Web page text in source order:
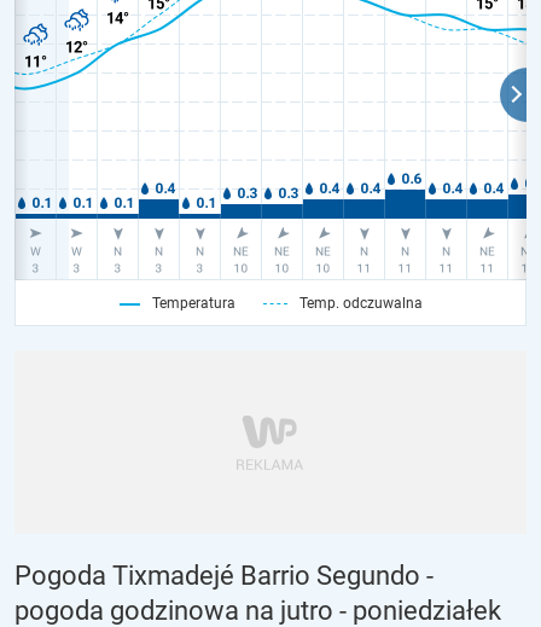
Temperatura Temp. odczuwalna
Pogoda Tixmadejé Barrio Segundo -
pogoda godzinowa na jutro - poniedziałek